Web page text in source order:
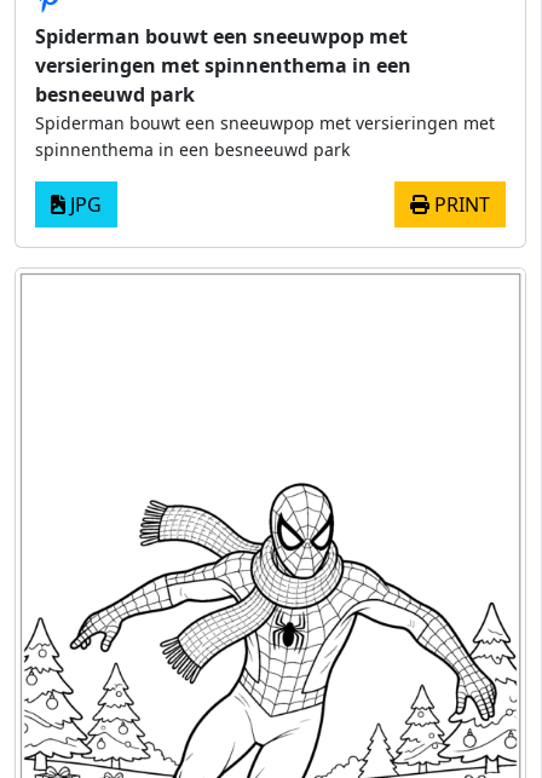
Spiderman bouwt een sneeuwpop met
versieringen met spinnenthema in een
besneeuwd park
Spiderman bouwt een sneeuwpop met versieringen met
spinnenthema in een besneeuwd park
JPG PRINT